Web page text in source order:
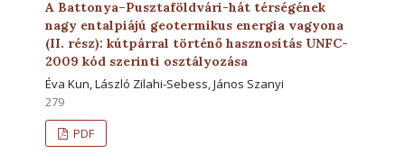
A Battonya–Pusztaföldvári-hát térségének
nagy entalpiájú geotermikus energia vagyona
(II. rész): kútpárral történő hasznosítás UNFC-
2009 kód szerinti osztályozása
Éva Kun, László Zilahi-Sebess, János Szanyi
279
PDF